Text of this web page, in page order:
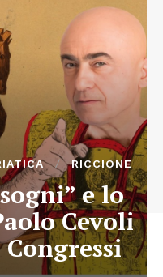
RICCIONE
e lo
Cevoli